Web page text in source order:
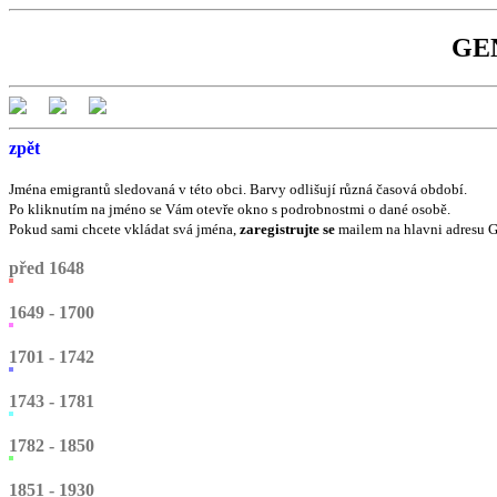
zpět
Jména emigrantů sledovaná v této obci. Barvy odlišují různá časová období.
Po kliknutím na jméno se Vám otevře okno s podrobnostmi o dané osobě.
Pokud sami chcete vkládat svá jména, zaregistrujte se mailem na hlavni adresu
před 1648
1649 - 1700
1701 - 1742
1743 - 1781
1782 - 1850
1851 - 1930